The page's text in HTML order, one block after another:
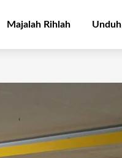
Majalah Rihlah Unduh